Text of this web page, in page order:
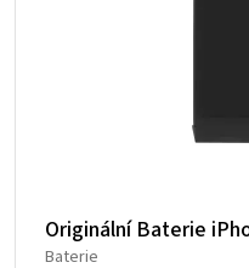
Originální Baterie
Baterie